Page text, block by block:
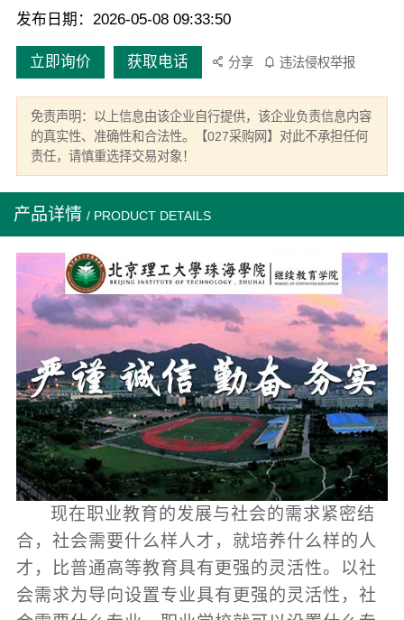
发布日期：2026-05-08 09:33:50
立即询价 获取电话 分享 违法侵权举报
免责声明：以上信息由该企业自行提供，该企业负责信息内容
的真实性、准确性和合法性。【027采购网】对此不承担任何
责任，请慎重选择交易对象！
产品详情 / PRODUCT DETAILS
现在职业教育的发展与社会的需求紧密结
合，社会需要什么样人才，就培养什么样的人
才，比普通高等教育具有更强的灵活性。以社
会需求为导向设置专业具有更强的灵活性，社